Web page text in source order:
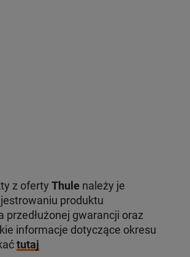
z oferty Thulenależy je
produktu
gwarancji oraz
informacje dotyczące okresu
tutaj